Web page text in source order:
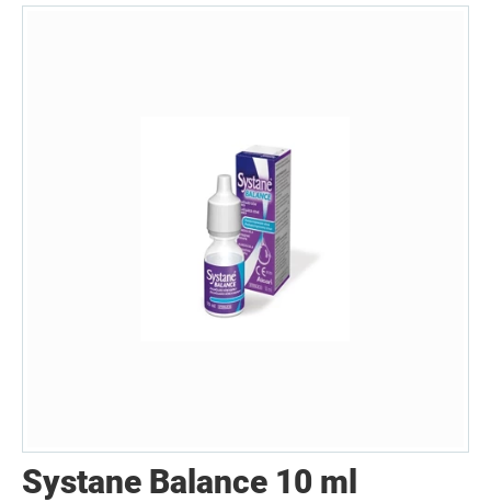
Systane Balance 10 ml